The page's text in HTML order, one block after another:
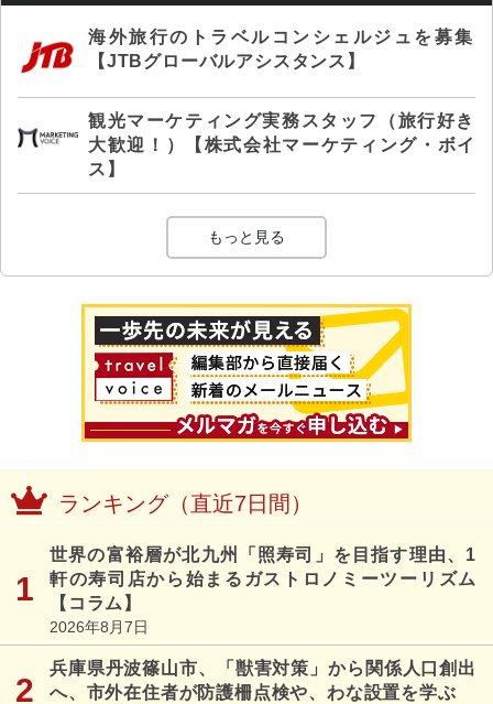
海外旅行のトラベルコンシェルジュを募集
【JTBグローバルアシスタンス】
観光マーケティング実務スタッフ（旅行好き
大歓迎！）【株式会社マーケティング・ボイ
ス】
もっと見る
ランキング（直近7日間）
世界の富裕層が北九州「照寿司」を目指す理由、1
軒の寿司店から始まるガストロノミーツーリズム
【コラム】
2026年8月7日
兵庫県丹波篠山市、「獣害対策」から関係人口創出
へ、市外在住者が防護柵点検や、わな設置を学ぶ